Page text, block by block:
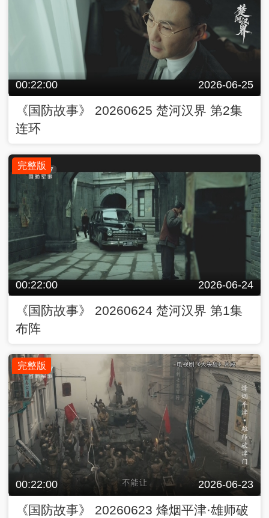
00:22:00 2026-06-25
《国防故事》 20260625 楚河汉界 第2集
连环
完整版
00:22:00 2026-06-24
《国防故事》 20260624 楚河汉界 第1集
布阵
完整版
00:22:00 2026-06-23
《国防故事》 20260623 烽烟平津·雄师破